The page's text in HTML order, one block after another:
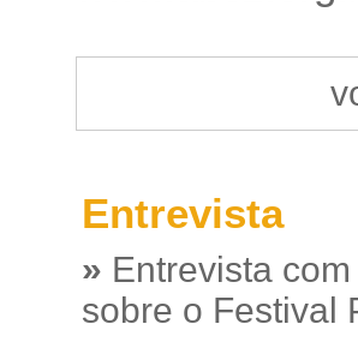
Entrevista
» Entrevista
sobre o Festival